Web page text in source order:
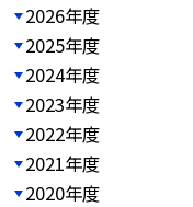
2026年度
2025年度
2024年度
2023年度
2022年度
2021年度
2020年度